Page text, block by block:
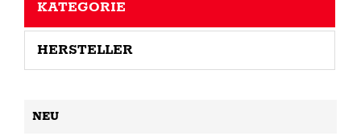
KATEGORIE
HERSTELLER
NEU